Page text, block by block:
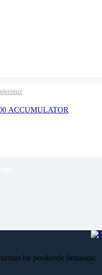
ACCUMULATOR
time: 1-2 business days
bir perakende firmasıdır.